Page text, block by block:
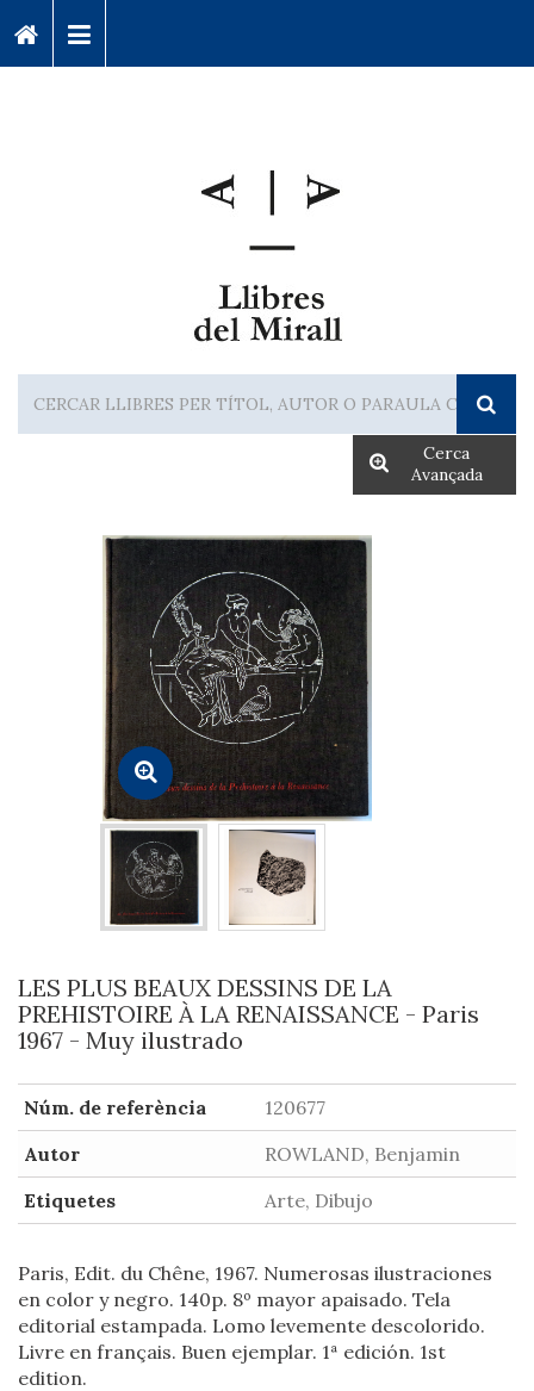
Cerca
Avançada
LES PLUS BEAUX DESSINS DE LA
PREHISTOIRE À LA RENAISSANCE - Paris
1967 - Muy ilustrado
Núm. de referència
120677
Autor
ROWLAND, Benjamin
Etiquetes
Arte, Dibujo
Paris, Edit. du Chêne, 1967. Numerosas ilustraciones
en color y negro. 140p. 8º mayor apaisado. Tela
editorial estampada. Lomo levemente descolorido.
Livre en français. Buen ejemplar. 1ª edición. 1st
edition.